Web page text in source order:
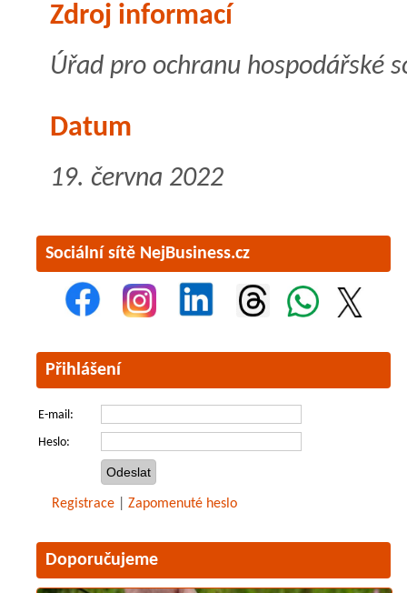
Zdroj informací
Úřad pro ochranu hospodářské
Datum
19. června 2022
Sociální sítě NejBusiness.cz
Přihlášení
E-mail:
Heslo:
Registrace Zapomenuté heslo
Doporučujeme